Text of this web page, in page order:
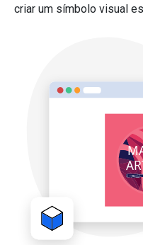
criar um símbolo visual